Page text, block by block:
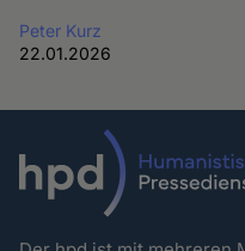
Peter Kurz
22.01.2026